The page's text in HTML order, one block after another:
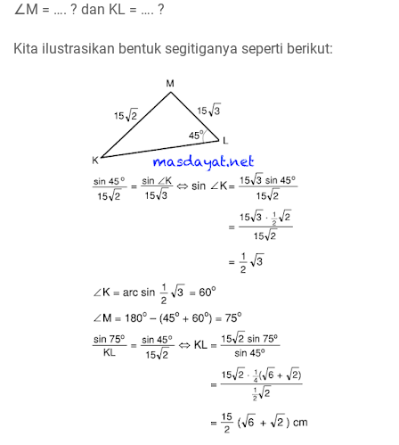
∠M = …. ? dan KL = …. ?
Kita ilustrasikan bentuk segitiganya seperti berikut: